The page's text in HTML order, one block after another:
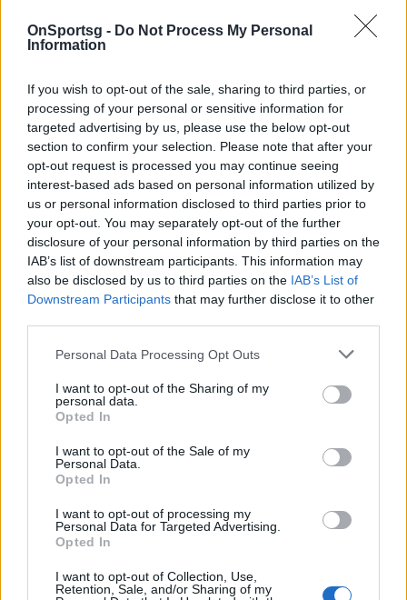
OnSportsg - Do Not Process My Personal
Information
If you wish to opt-out of the sale, sharing to third parties, or
processing of your personal or sensitive information for
targeted advertising by us, please use the below opt-out
section to confirm your selection. Please note that after your
opt-out request is processed you may continue seeing
interest-based ads based on personal information utilized by
us or personal information disclosed to third parties prior to
your opt-out. You may separately opt-out of the further
disclosure of your personal information by third parties on the
IAB’s list of downstream participants. This information may
also be disclosed by us to third parties on the IAB’s List of
Downstream Participants that may further disclose it to other
Personal Data Processing Opt Outs
I want to opt-out of the Sharing of my
personal data.
Opted In
I want to opt-out of the Sale of my
Personal Data.
Opted In
I want to opt-out of processing my
Personal Data for Targeted Advertising.
Opted In
I want to opt-out of Collection, Use,
Retention, Sale, and/or Sharing of my
ενδεχόμενο να προσφύγει στα δικαστήρια και να
ανέφερε στην ανακοίνωσή της ΤΣΣΚΑ.
Και πλέον τον λόγο έχουν τα δικαστήρια, που θα
δώσουν και την λύση στο θέμα που προέκυψε...
Παιχνίδι από παντού στη Novibet με το
νέο Mobile App
Κέβιν Πάνγκος Ευρωλίγκα Euroleague
COMMENTS
Συνδεθείτε για να σχολιάσετε